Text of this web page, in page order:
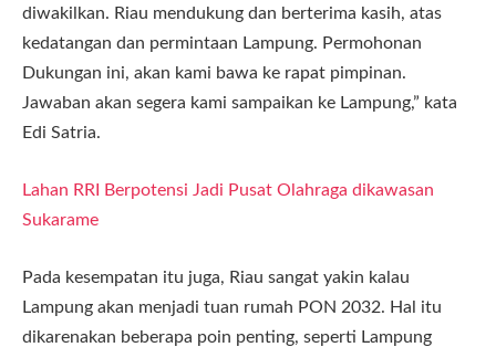
diwakilkan. Riau mendukung dan berterima kasih, atas
kedatangan dan permintaan Lampung. Permohonan
Dukungan ini, akan kami bawa ke rapat pimpinan.
Jawaban akan segera kami sampaikan ke Lampung,” kata
Edi Satria.
Lahan RRI Berpotensi Jadi Pusat Olahraga dikawasan
Sukarame
Pada kesempatan itu juga, Riau sangat yakin kalau
Lampung akan menjadi tuan rumah PON 2032. Hal itu
dikarenakan beberapa poin penting, seperti Lampung